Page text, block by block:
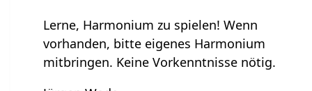
Lerne, Harmonium zu spielen! Wenn
vorhanden, bitte eigenes Harmonium
mitbringen. Keine Vorkenntnisse nötig.